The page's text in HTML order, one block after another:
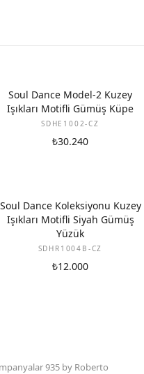
Soul Dance Model-2 Kuzey
Işıkları Motifli Gümüş Küpe
SDHE1002-CZ
₺30.240
Soul Dance Koleksiyonu Kuzey
Işıkları Motifli Siyah Gümüş
Yüzük
SDHR1004B-CZ
₺12.000
935 by Roberto